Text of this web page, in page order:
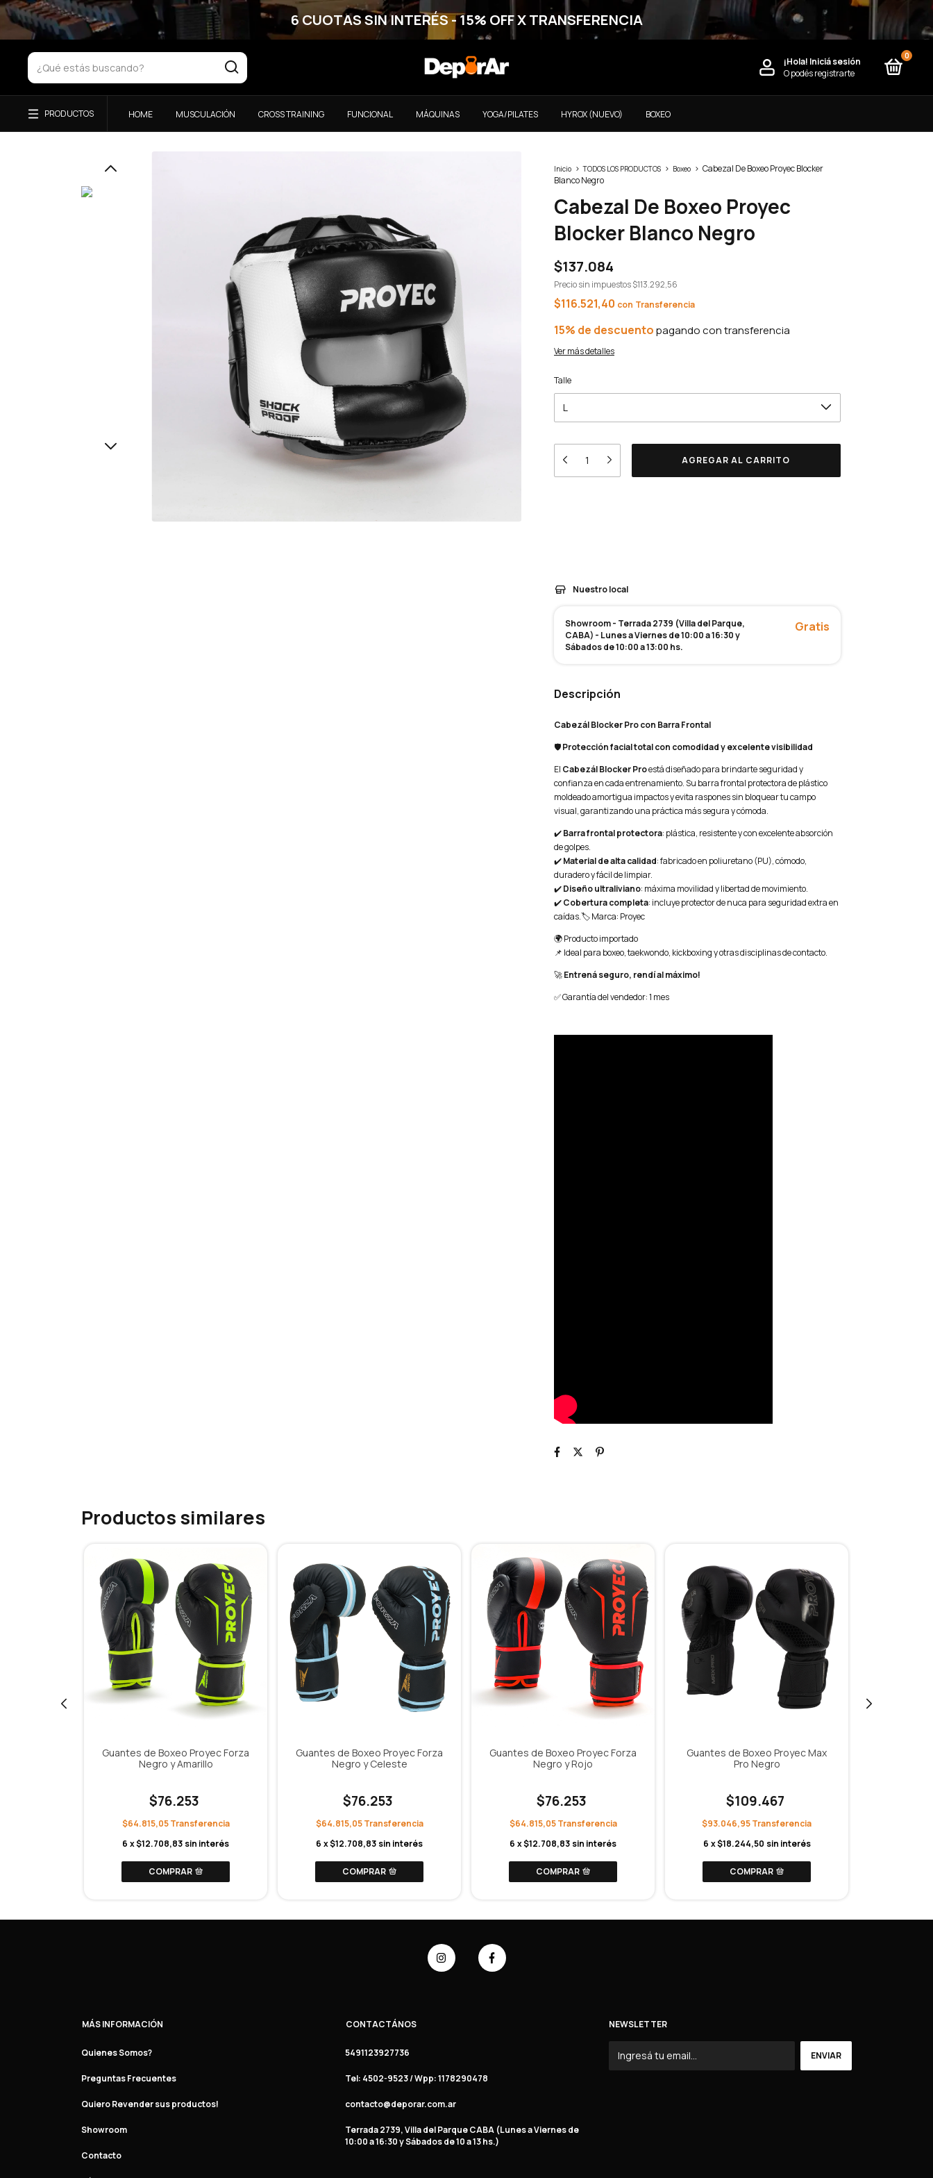
6 CUOTAS SIN INTERÉS - 15% OFF X TRANSFERENCIA
¡Hola! Iniciá sesión
O podés registrarte
0
HOME MUSCULACIÓN CROSS TRAINING FUNCIONAL MÁQUINAS YOGA/PILATES HYROX (NUEVO) BOXEO
Inicio > TODOS LOS PRODUCTOS > Boxeo > Cabezal De Boxeo Proyec Blocker
Blanco Negro
Cabezal De Boxeo Proyec
Blocker Blanco Negro
$137.084
Precio sin impuestos$113.292,56
$116.521,40 con
15% de descuento
Ver más detalles
Talle
Nuestro local
Showroom - Terrada 2739 (Villa del Parque,
CABA) - Lunes a Viernes de 10:00 a 16:30 y
Sábados de 10:00 a 13:00 hs.
Gratis
Descripción
Cabezál Blocker Pro con Barra Frontal
🛡️Protección facial total con comodidad y excelente visibilidad
El Cabezál Blocker Proestá diseñado para brindarte seguridad y
confianza en cada entrenamiento. Su barra frontal protectora de plástico
moldeado amortigua impactos y evita raspones sin bloquear tu campo
visual, garantizando una práctica más segura y cómoda.
✔️Barra frontal protectora: plástica, resistente y con excelente absorción
de golpes.
✔️Material de alta calidad: fabricado en poliuretano (PU), cómodo,
duradero y fácil de limpiar.
✔️Diseño ultraliviano: máxima movilidad y libertad de movimiento.
✔️Cobertura completa: incluye protector de nuca para seguridad extra en
caídas.🏷️ Marca: Proyec
🌍 Producto importado
📌 Ideal para boxeo, taekwondo, kickboxing y otras disciplinas de contacto.
🚀Entrená seguro, rendí al máximo!
✅ Garantía del vendedor: 1 mes
Productos similares
Guantes de Boxeo Proyec Forza
Negro y Amarillo
$76.253
$64.815,05
6 x$12.708,83 sin interés
COMPRAR
Guantes de Boxeo Proyec Forza
Negro y Celeste
$76.253
$64.815,05
6 x$12.708,83 sin interés
COMPRAR
Guantes de Boxeo Proyec Forza
Negro y Rojo
$76.253
$64.815,05
6 x$12.708,83 sin interés
COMPRAR
Guantes de Boxeo Proyec Max
Pro Negro
$109.467
$93.046,95
6 x$18.244,50 sin interés
COMPRAR
MÁS INFORMACIÓN
Quienes Somos?
Preguntas Frecuentes
Quiero Revender sus productos!
Showroom
Contacto
CONTACTÁNOS
5491123927736
Tel: 4502-9523 / Wpp: 1178290478
contacto@deporar.com.ar
Terrada 2739, Villa del Parque CABA (Lunes a Viernes de
10:00 a 16:30 y Sábados de 10 a 13 hs.)
NEWSLETTER